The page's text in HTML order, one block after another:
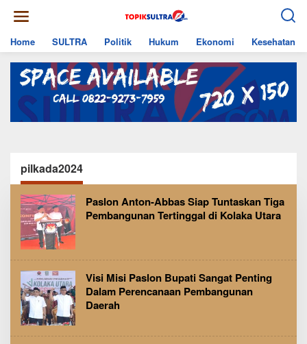
content
Home
SULTRA Politik Hukum Ekonomi Kesehatan
pilkada2024
Paslon Anton-Abbas Siap Tuntaskan Tiga
Pembangunan Tertinggal di Kolaka Utara
Visi Misi Paslon Bupati Sangat Penting
Dalam Perencanaan Pembangunan
Daerah